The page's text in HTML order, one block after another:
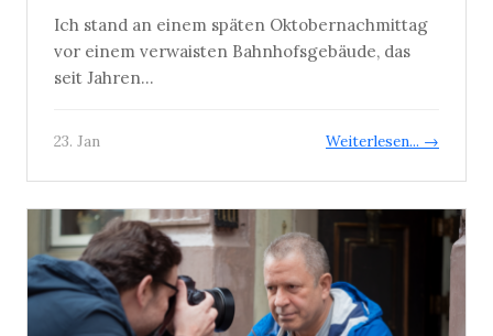
Ich stand an einem späten Oktobernachmittag
vor einem verwaisten Bahnhofsgebäude, das
seit Jahren...
23. Jan Weiterlesen... →